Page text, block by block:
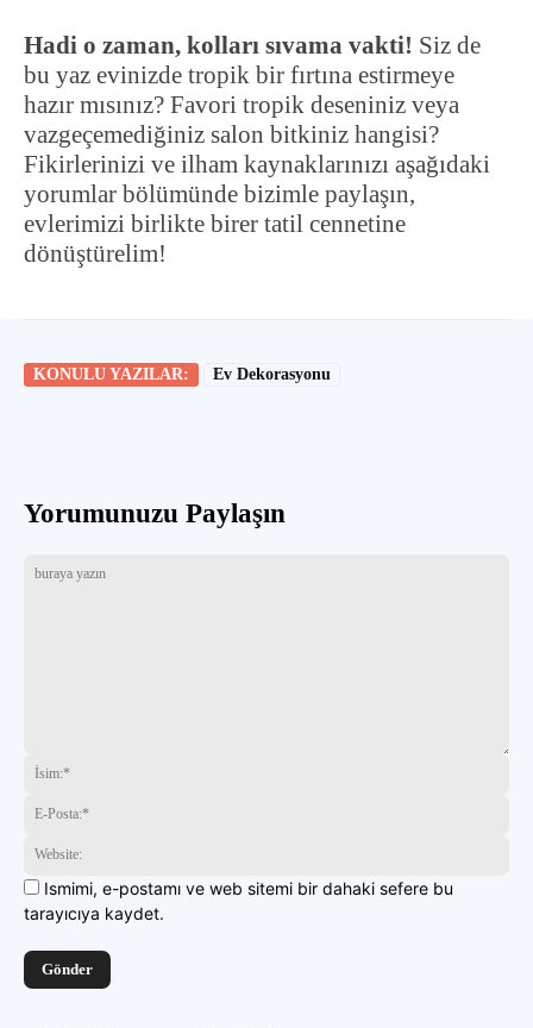
Hadi o zaman, kolları sıvama vakti! Siz de
bu yaz evinizde tropik bir fırtına estirmeye
hazır mısınız? Favori tropik deseniniz veya
vazgeçemediğiniz salon bitkiniz hangisi?
Fikirlerinizi ve ilham kaynaklarınızı aşağıdaki
yorumlar bölümünde bizimle paylaşın,
evlerimizi birlikte birer tatil cennetine
dönüştürelim!
KONULU YAZILAR: Ev Dekorasyonu
Yorumunuzu Paylaşın
buraya
Ismimi, e-postamı ve web sitemi bir dahaki sefere bu
tarayıcıya kaydet.